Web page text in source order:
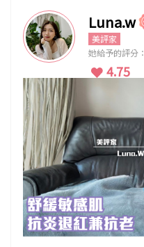
Luna.w
美評家
她給予的評分：
4.75